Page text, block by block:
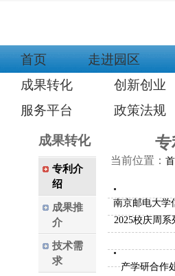
首页 走进园区
成果转化
创新创业
服务平台
政策法规
成果转化
专利介
绍
成果推
介
技术需
求
专
当前位置：
南京邮电大
2025校庆周
产学研合作